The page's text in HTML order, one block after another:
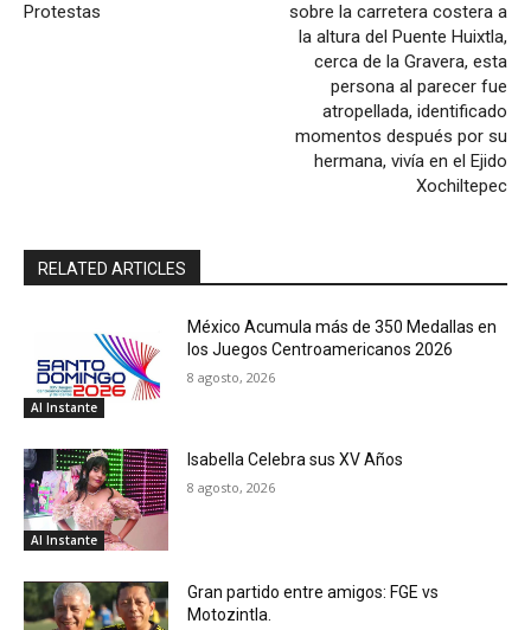
Protestas
sobre la carretera costera a
la altura del Puente Huixtla,
cerca de la Gravera, esta
persona al parecer fue
atropellada, identificado
momentos después por su
hermana, vivía en el Ejido
Xochiltepec
RELATED ARTICLES
Al Instante
México Acumula más de 350 Medallas en
los Juegos Centroamericanos 2026
8 agosto, 2026
Al Instante
Isabella Celebra sus XV Años
8 agosto, 2026
Gran partido entre amigos: FGE vs
Motozintla.